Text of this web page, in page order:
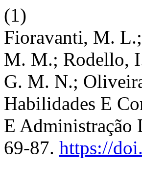
(1)
Fioravanti, M. L.;
M. M.; Rodello,
G. M. N.;
Habilidades E
E Administração
69-87. https://